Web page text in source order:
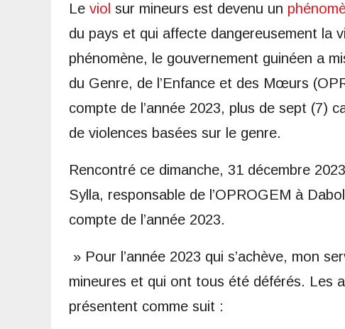
Le viol sur mineurs est devenu un
du pays et qui affecte dangereusement la
phénomène, le gouvernement guinéen a
du Genre, de l’Enfance et des Mœurs
compte de l’année 2023, plus de sept (7)
de violences basées sur le genre.
Rencontré ce dimanche, 31 décembre
Sylla, responsable de l’OPROGEM à
compte de l’année 2023.
» Pour l’année 2023 qui s’achève, mon
mineures et qui ont tous été déférés. Les
présentent comme suit :